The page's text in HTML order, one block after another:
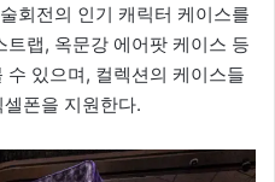
회전의 인기 캐릭터 케이스를
랩, 옥문강 에어팟 케이스 등
있으며, 컬렉션의 케이스들
폰을 지원한다.